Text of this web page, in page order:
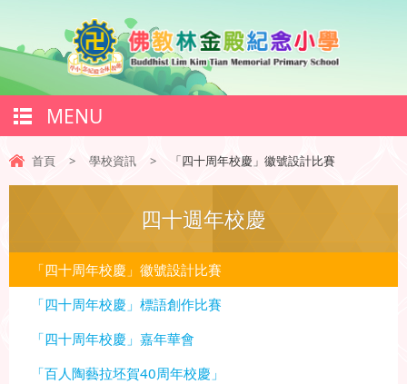
MENU
首頁 > 學校資訊 > 「四十周年校慶」徽號設計比賽
四十週年校慶
「四十周年校慶」徽號設計比賽
「四十周年校慶」標語創作比賽
「四十周年校慶」嘉年華會
「百人陶藝拉坯賀40周年校慶」